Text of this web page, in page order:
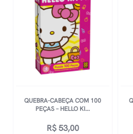
QUEBRA-CABEÇA COM 100
PEÇAS – HELLO KI...
R$53,00